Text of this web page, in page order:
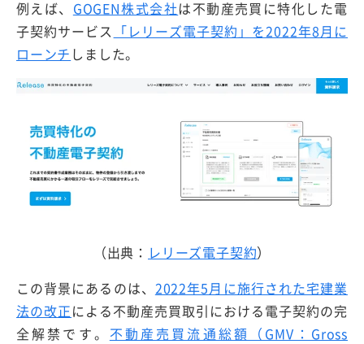
例えば、 GOGEN株式会社は不動産売買に特化した電
子契約サービス 「レリーズ電子契約」を2022年8月に
ローンチ しました。
（出典： レリーズ電子契約）
この背景にあるのは、 2022年5月に施行された宅建業
法の改正による不動産売買取引における電子契約の完
全解禁です。 不動産売買流通総額（GMV：Gross